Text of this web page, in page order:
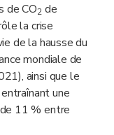
de CO2 de
la crise
de la hausse du
mondiale de
ainsi que le
une
11 % entre